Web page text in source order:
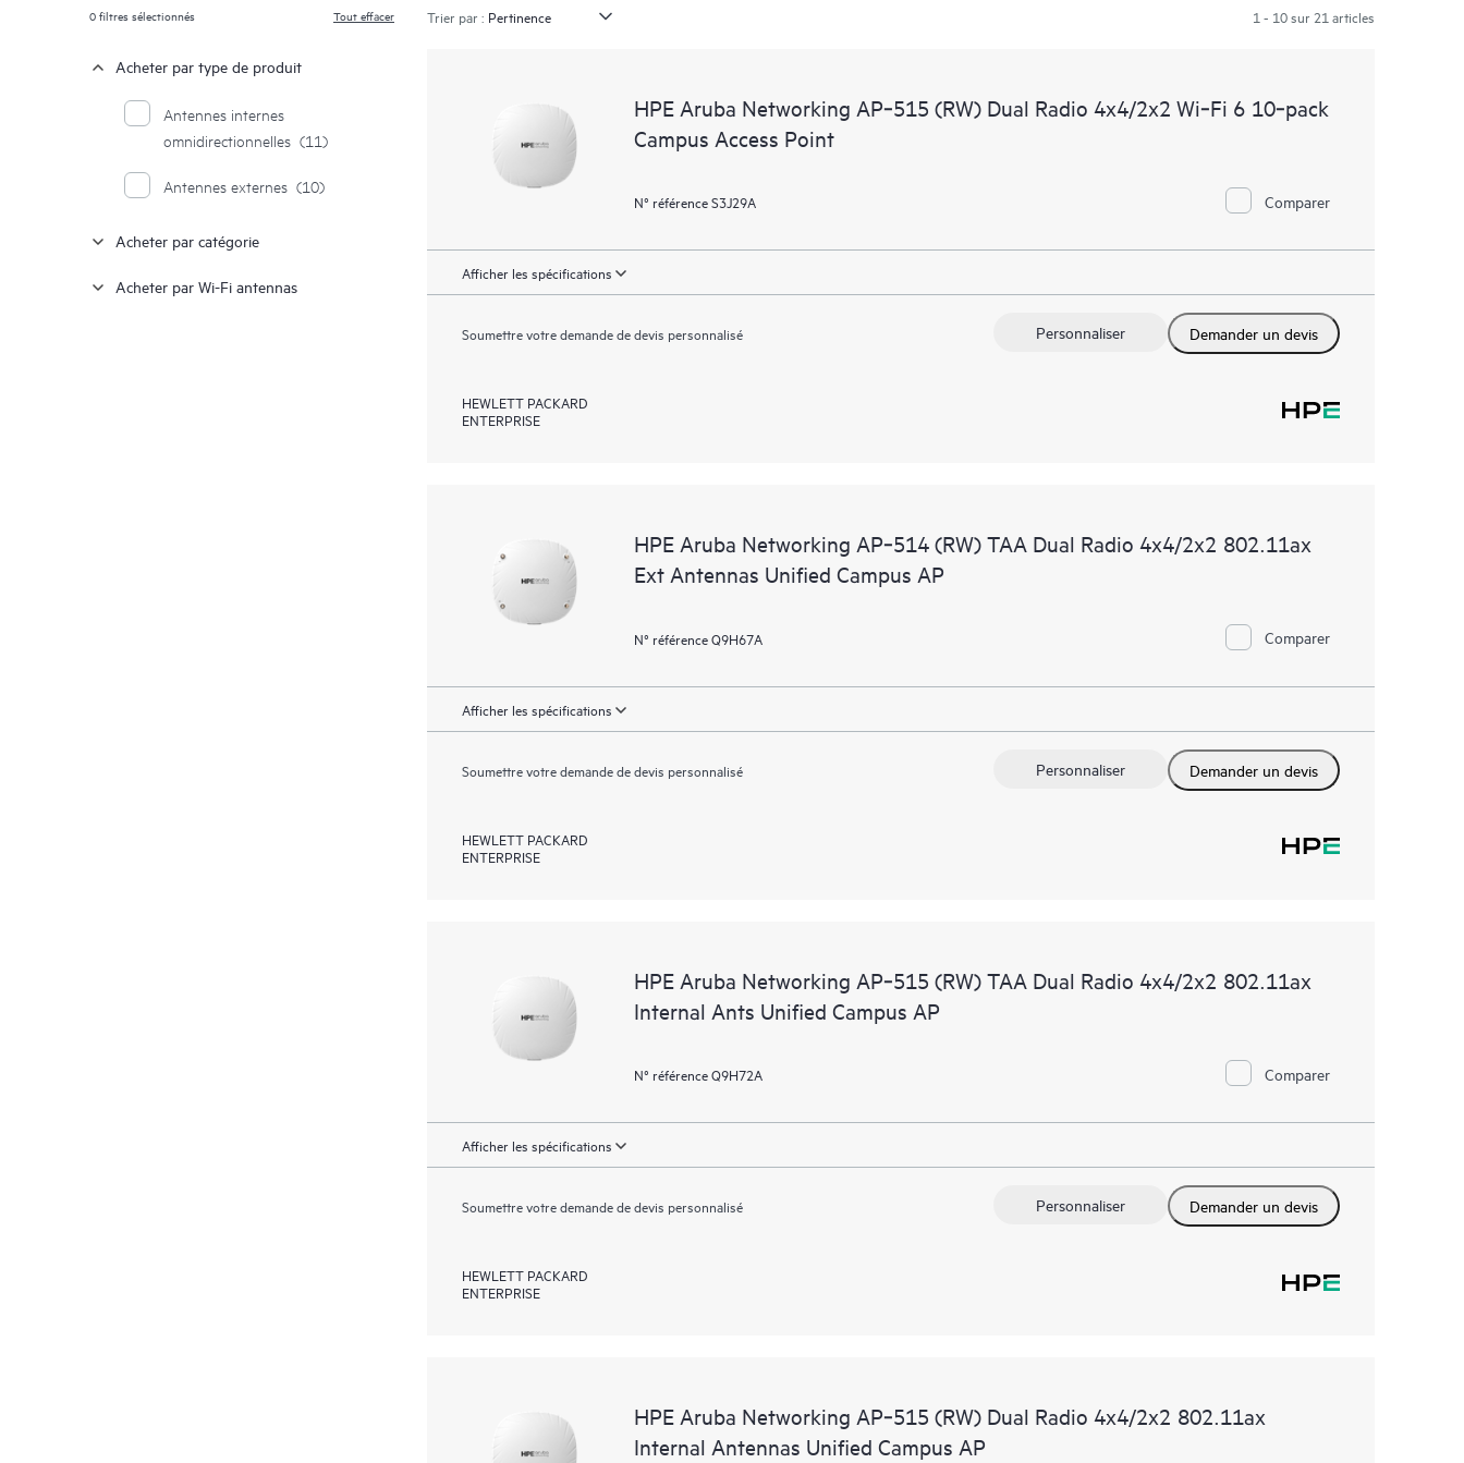
0filtres sélectionnés Tout effacer
Acheter par type de produit
Antennes internes
omnidirectionnelles (11)
Antennes externes (10)
Acheter par catégorie
Acheter par Wi-Fi antennas
Trier par : 1 - 10 sur 21 articles
HPE Aruba Networking AP‑515 (RW) Dual Radio 4x4/2x2 Wi‑Fi 6 10‑pack
Campus Access Point
N° référence S3J29A Comparer
Afficher les spécifications
Soumettre votre demande de devis personnalisé Demander un devis
Personnaliser
HEWLETT PACKARD
ENTERPRISE
HPE Aruba Networking AP‑514 (RW) TAA Dual Radio 4x4/2x2 802.11ax
Ext Antennas Unified Campus AP
N° référence Q9H67A Comparer
Afficher les spécifications
Soumettre votre demande de devis personnalisé Demander un devis
Personnaliser
HEWLETT PACKARD
ENTERPRISE
HPE Aruba Networking AP‑515 (RW) TAA Dual Radio 4x4/2x2 802.11ax
Internal Ants Unified Campus AP
N° référence Q9H72A Comparer
Afficher les spécifications
Soumettre votre demande de devis personnalisé Demander un devis
Personnaliser
HEWLETT PACKARD
ENTERPRISE
HPE Aruba Networking AP‑515 (RW) Dual Radio 4x4/2x2 802.11ax
Internal Antennas Unified Campus AP